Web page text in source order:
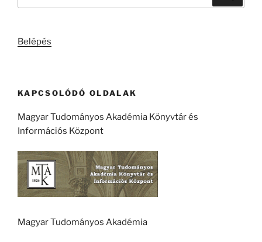
Belépés
KAPCSOLÓDÓ OLDALAK
Magyar Tudományos Akadémia Könyvtár és
Információs Központ
Magyar Tudományos Akadémia